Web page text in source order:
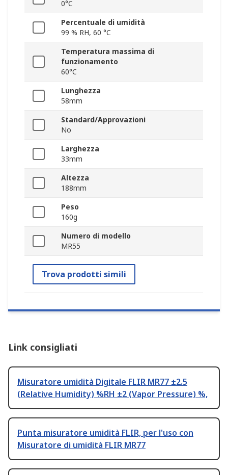
0°C
Percentuale di umidità
99 % RH, 60 °C
Temperatura massima di
funzionamento
60°C
Lunghezza
58mm
Standard/Approvazioni
No
Larghezza
33mm
Altezza
188mm
Peso
160g
Numero di modello
MR55
Trova prodotti simili
Link consigliati
Misuratore umidità Digitale FLIR MR77 ±2.5
(Relative Humidity) %RH ±2 (Vapor Pressure) %,
Punta misuratore umidità FLIR, per l'uso con
Misuratore di umidità FLIR MR77